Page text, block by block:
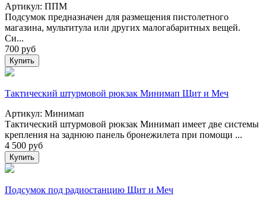
Артикул: ППМ
Подсумок предназначен для размещения пистолетного
магазина, мультитула или других малогабаритных вещей.
Си...
700 руб
Купить
Тактический штурмовой рюкзак Минимап Щит и Меч
Артикул: Минимап
Тактический штурмовой рюкзак Минимап имеет две системы
крепления на заднюю панель бронежилета при помощи ...
4 500 руб
Купить
Подсумок под радиостанцию Щит и Меч